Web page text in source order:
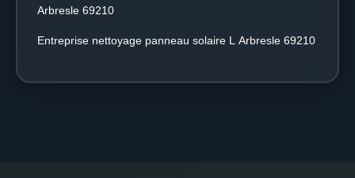
Arbresle 69210
Entreprise nettoyage panneau solaire L Arbresle 69210